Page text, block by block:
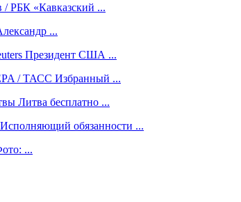
РБК «Кавказский ...
...
Президент США ...
/ ТАСС Избранный ...
Литва бесплатно ...
обязанности ...
...